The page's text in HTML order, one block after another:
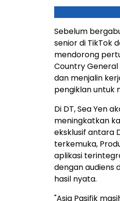
Sebelum
senior di TikTok
mendorong
Country General
dan menjalin
pengiklan untuk
Di DT, Sea Yen
meningkatkan
eksklusif antara
terkemuka,
aplikasi
dengan audiens
hasil nyata.
"Asia Pasifik